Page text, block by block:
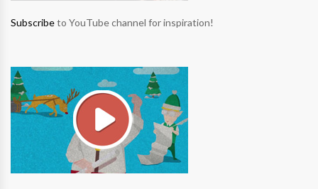
Subscribeto YouTube channel for inspiration!